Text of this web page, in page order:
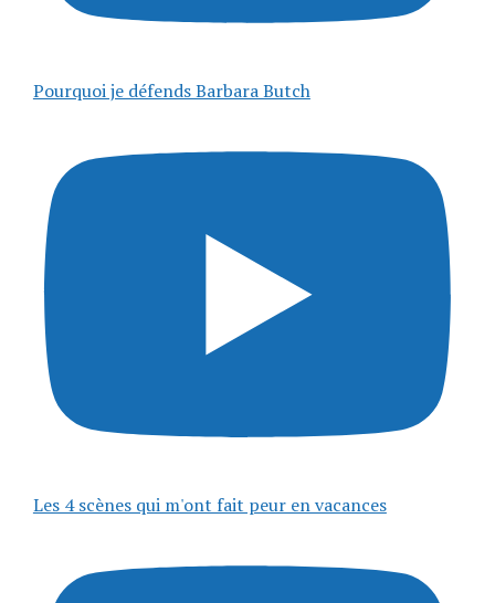
Pourquoi je défends Barbara Butch
Les 4 scènes qui m'ont fait peur en vacances